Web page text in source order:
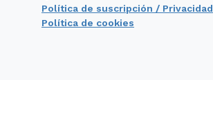
Política de suscripción / Privacidad
Política de cookies